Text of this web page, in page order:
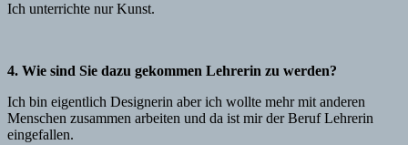
Ich unterrichte nur Kunst.
4. Wie sind Sie dazu gekommen Lehrerin zu werden?
Ich bin eigentlich Designerin aber ich wollte mehr mit anderen
Menschen zusammen arbeiten und da ist mir der Beruf Lehrerin
eingefallen.